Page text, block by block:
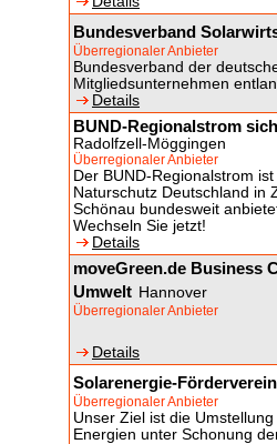
Bundesverband
Überregionaler Anbieter
Bundesverband der
Mitgliedsunternehmen
Details
BUND-Regionalstrom
Radolfzell-Möggingen
Überregionaler Anbieter
Der BUND-Regionalstrom
Naturschutz Deutschland in
Schönau bundesweit
Wechseln Sie jetzt!
Details
moveGreen.de Business
Umwelt Hannover
Überregionaler Anbieter
Details
Solarenergie-
Überregionaler Anbieter
Unser Ziel ist die
Energien unter Schonung